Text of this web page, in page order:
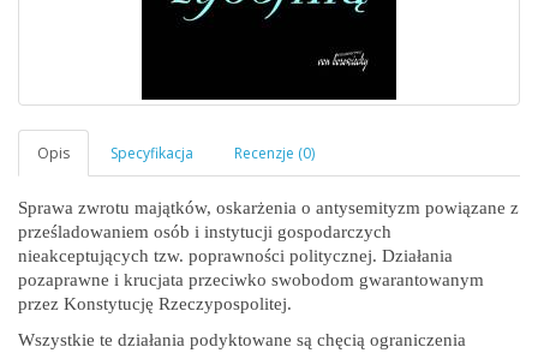
Sprawa zwrotu majątków, oskarżenia o antysemityzm powiązane z
prześladowaniem osób i instytucji gospodarczych
nieakceptujących tzw. poprawności politycznej. Działania
pozaprawne i krucjata przeciwko swobodom gwarantowanym
przez Konstytucję Rzeczypospolitej.
Wszystkie te działania podyktowane są chęcią ograniczenia